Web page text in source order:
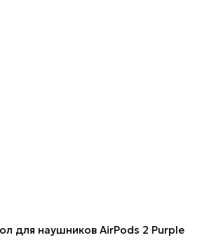
для наушников AirPods 2 Purple